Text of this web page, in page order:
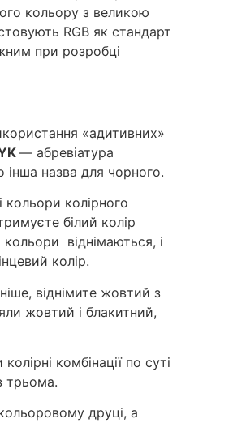
кольору з великою
RGB як стандарт
при розробці
«адитивних»
— абревіатура
назва для чорного.
кольори колірного
білий колір
віднімаються, і
колір.
віднімите жовтий з
жовтий і блакитний,
комбінації по суті
трьома.
друці, а